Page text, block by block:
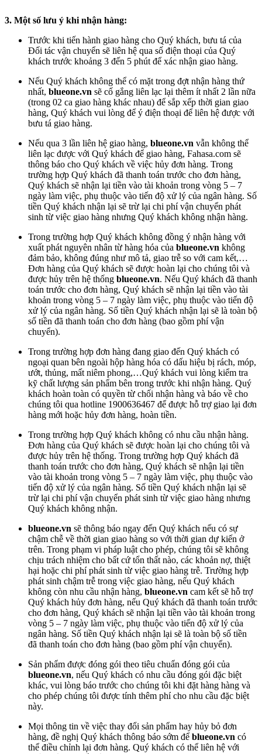
3. Một số lưu ý khi nhận hàng:
Trước khi tiến hành giao hàng cho Quý khách, bưu tá của
Đối tác vận chuyển sẽ liên hệ qua số điện thoại của Quý
khách trước khoảng 3 đến 5 phút để xác nhận giao hàng.
Nếu Quý khách không thể có mặt trong đợt nhận hàng thứ
nhất, blueone.vn sẽ cố gắng liên lạc lại thêm ít nhất 2 lần nữa
(trong 02 ca giao hàng khác nhau) để sắp xếp thời gian giao
hàng, Quý khách vui lòng để ý điện thoại để liên hệ được với
bưu tá giao hàng.
Nếu qua 3 lần liên hệ giao hàng, blueone.vn vẫn không thể
liên lạc được với Quý khách để giao hàng, Fahasa.com sẽ
thông báo cho Quý khách về việc hủy đơn hàng. Trong
trường hợp Quý khách đã thanh toán trước cho đơn hàng,
Quý khách sẽ nhận lại tiền vào tài khoản trong vòng 5 – 7
ngày làm việc, phụ thuộc vào tiến độ xử lý của ngân hàng. Số
tiền Quý khách nhận lại sẽ trừ lại chi phí vận chuyển phát
sinh từ việc giao hàng nhưng Quý khách không nhận hàng.
Trong trường hợp Quý khách không đồng ý nhận hàng với
xuất phát nguyên nhân từ hàng hóa của blueone.vn không
đảm bảo, không đúng như mô tả, giao trễ so với cam kết,…
Đơn hàng của Quý khách sẽ được hoàn lại cho chúng tôi và
được hủy trên hệ thống blueone.vn. Nếu Quý khách đã thanh
toán trước cho đơn hàng, Quý khách sẽ nhận lại tiền vào tài
khoản trong vòng 5 – 7 ngày làm việc, phụ thuộc vào tiến độ
xử lý của ngân hàng. Số tiền Quý khách nhận lại sẽ là toàn bộ
số tiền đã thanh toán cho đơn hàng (bao gồm phí vận
chuyển).
Trong trường hợp đơn hàng đang giao đến Quý khách có
ngoại quan bên ngoài hộp hàng hóa có dấu hiệu bị rách, móp,
ướt, thủng, mất niêm phong,…Quý khách vui lòng kiểm tra
kỹ chất lượng sản phẩm bên trong trước khi nhận hàng. Quý
khách hoàn toàn có quyền từ chối nhận hàng và báo về cho
chúng tôi qua hotline 1900636467 để được hỗ trợ giao lại đơn
hàng mới hoặc hủy đơn hàng, hoàn tiền.
Trong trường hợp Quý khách không có nhu cầu nhận hàng.
Đơn hàng của Quý khách sẽ được hoàn lại cho chúng tôi và
được hủy trên hệ thống. Trong trường hợp Quý khách đã
thanh toán trước cho đơn hàng, Quý khách sẽ nhận lại tiền
vào tài khoản trong vòng 5 – 7 ngày làm việc, phụ thuộc vào
tiến độ xử lý của ngân hàng. Số tiền Quý khách nhận lại sẽ
trừ lại chi phí vận chuyển phát sinh từ việc giao hàng nhưng
Quý khách không nhận.
blueone.vn sẽ thông báo ngay đến Quý khách nếu có sự
chậm chễ về thời gian giao hàng so với thời gian dự kiến ở
trên. Trong phạm vi pháp luật cho phép, chúng tôi sẽ không
chịu trách nhiệm cho bất cứ tổn thất nào, các khoản nợ, thiệt
hại hoặc chi phí phát sinh từ việc giao hàng trễ. Trường hợp
phát sinh chậm trễ trong việc giao hàng, nếu Quý khách
không còn nhu cầu nhận hàng, blueone.vn cam kết sẽ hỗ trợ
Quý khách hủy đơn hàng, nếu Quý khách đã thanh toán trước
cho đơn hàng, Quý khách sẽ nhận lại tiền vào tài khoản trong
vòng 5 – 7 ngày làm việc, phụ thuộc vào tiến độ xử lý của
ngân hàng. Số tiền Quý khách nhận lại sẽ là toàn bộ số tiền
đã thanh toán cho đơn hàng (bao gồm phí vận chuyển).
Sản phẩm được đóng gói theo tiêu chuẩn đóng gói của
blueone.vn, nếu Quý khách có nhu cầu đóng gói đặc biệt
khác, vui lòng báo trước cho chúng tôi khi đặt hàng hàng và
cho phép chúng tôi được tính thêm phí cho nhu cầu đặc biệt
này.
Mọi thông tin về việc thay đổi sản phẩm hay hủy bỏ đơn
hàng, đề nghị Quý khách thông báo sớm để blueone.vn có
thể điều chỉnh lại đơn hàng. Quý khách có thể liên hệ với